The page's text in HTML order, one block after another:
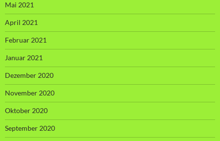
Mai 2021
April 2021
Februar 2021
Januar 2021
Dezember 2020
November 2020
Oktober 2020
September 2020